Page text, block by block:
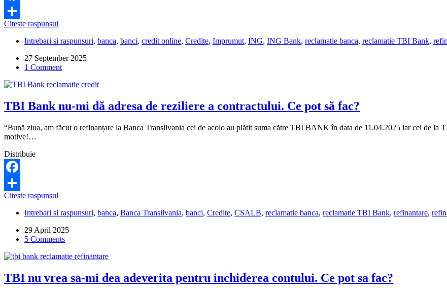
Facebook
Share
Citeste raspunsul
a
abuziv
dobândă,
închiderea
de
credit
prin
refinanțare.
Intrebari si raspunsuri, banca, banci, credit online, Credite, Imprumut, ING, ING Bank, reclamatie banca, reclamatie TBI Bank,
27 September 2025
1 Comment
TBI Bank nu-mi dă adresa de reziliere a contractului. Ce pot să fac?
“Bună ziua, am făcut o refinanțare la Banca Transilvania cei de acolo au plătit suma către TBI BANK în data de 11.04.2025 iar cei de la
motive!…
Distribuie
Facebook
Share
Citeste raspunsul
nu-
dă
adresa
reziliere
contractului.
Ce
Intrebari si raspunsuri, banca, Banca Transilvania, banci, Credite, CSALB, reclamatie banca, reclamatie TBI Bank, refinantare,
29 April 2025
5 Comments
TBI nu vrea sa-mi dea adeverita pentru inchiderea contului. Ce pot sa fac?